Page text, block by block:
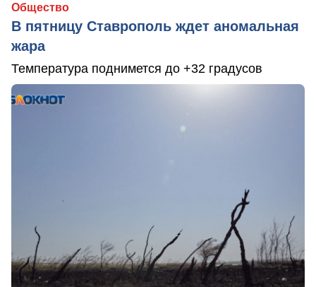
Общество
В пятницу Ставрополь ждет аномальная
жара
Температура поднимется до +32 градусов